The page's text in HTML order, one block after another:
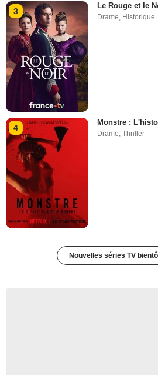
3
Le Rouge et le
Drame Historique
4
Monstre :
Drame,Thriller
Nouvelles séries TV